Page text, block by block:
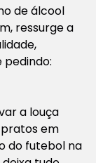
de álcool
ressurge a
pedindo:
a louça
em
do futebol na